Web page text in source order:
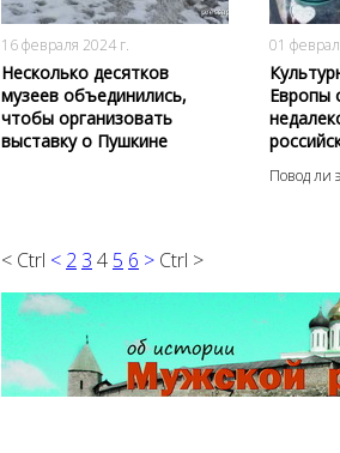
16 февраля 2024 г.
Несколько десятков
музеев объединились,
чтобы организовать
выставку о Пушкине
892
0
01
Европы
Повод ли
< Ctrl < 2 3 4 5 6 > Ctrl >